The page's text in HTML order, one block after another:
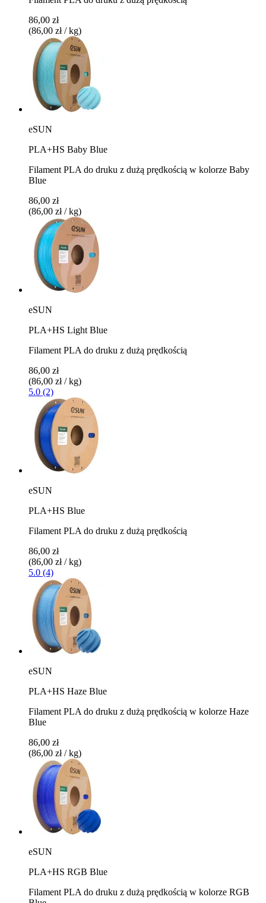
86,00 zł
(86,00 zł / kg)
eSUN
PLA+HS Baby Blue
Filament PLA do druku z dużą prędkością w kolorze Baby
Blue
86,00 zł
(86,00 zł / kg)
eSUN
PLA+HS Light Blue
Filament PLA do druku z dużą prędkością
86,00 zł
(86,00 zł / kg)
5.0 (2)
eSUN
PLA+HS Blue
Filament PLA do druku z dużą prędkością
86,00 zł
(86,00 zł / kg)
5.0 (4)
eSUN
PLA+HS Haze Blue
Filament PLA do druku z dużą prędkością w kolorze Haze
Blue
86,00 zł
(86,00 zł / kg)
eSUN
PLA+HS RGB Blue
Filament PLA do druku z dużą prędkością w kolorze RGB